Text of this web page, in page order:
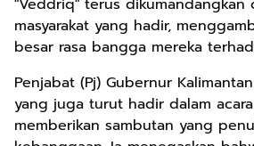
"Veddriq" terus dikumandangkan
masyarakat yang hadir,
besar rasa bangga mereka
Penjabat (Pj) Gubernur
yang juga turut hadir dalam
memberikan sambutan yang